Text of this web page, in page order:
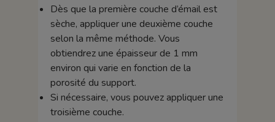
Dès que la première couche d’émail est
sèche, appliquer une deuxième couche
selon la même méthode. Vous
obtiendrez une épaisseur de 1 mm
environ qui varie en fonction de la
porosité du support.
Si nécessaire, vous pouvez appliquer une
troisième couche.